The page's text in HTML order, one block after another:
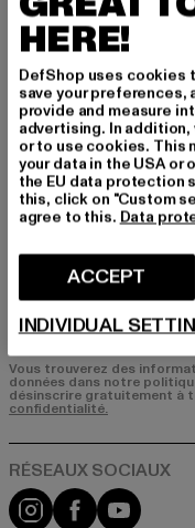
z à l'avenir des
actuelles, les
e DefShop par e-
Quels sont les
HOMME
FEMME
COURRIEL
Vous trouverez des
données dans notre
désinscrire gratuitement à
confidentialité.
Visit ourVisit our
Visit
HERE!
DefShop uses cookies
save your preferences,
provide and measure
advertising. In
or to use cookies. This
your data in the USA or
the EU data protection
this, click on "Custom
agree to this. Data
ACCEPT
INDIVIDUAL